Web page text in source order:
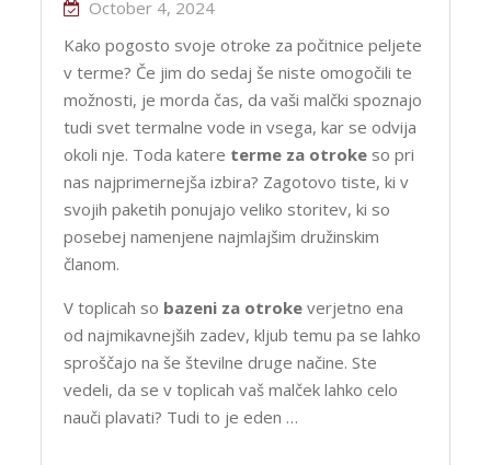
October 4, 2024
Kako pogosto svoje otroke za počitnice peljete
v terme? Če jim do sedaj še niste omogočili te
možnosti, je morda čas, da vaši malčki spoznajo
tudi svet termalne vode in vsega, kar se odvija
okoli nje. Toda katere terme za otroke so pri
nas najprimernejša izbira? Zagotovo tiste, ki v
svojih paketih ponujajo veliko storitev, ki so
posebej namenjene najmlajšim družinskim
članom.
V toplicah so bazeni za otroke verjetno ena
od najmikavnejših zadev, kljub temu pa se lahko
sproščajo na še številne druge načine. Ste
vedeli, da se v toplicah vaš malček lahko celo
nauči plavati? Tudi to je eden …